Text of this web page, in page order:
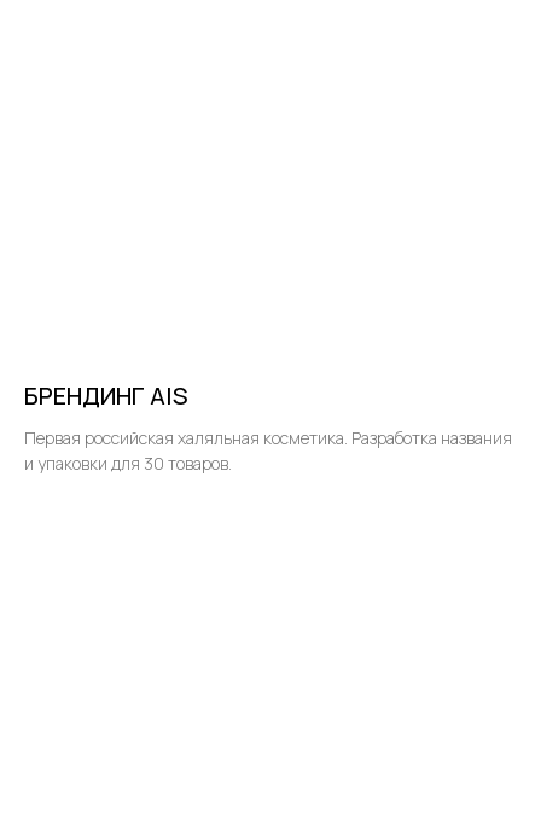
БРЕНДИНГ AIS
Первая российская халяльная косметика. Разработка названия
и упаковки для 30 товаров.